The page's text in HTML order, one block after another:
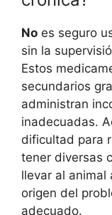
No es seguro
sin la
Estos
secundarios
administran
inadecuadas.
dificultad para
tener diversas
llevar al animal
origen del
adecuado.